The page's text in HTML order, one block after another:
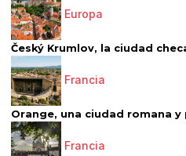
Europa
Český Krumlov, la ciudad
Francia
Orange, una ciudad romana y
Francia